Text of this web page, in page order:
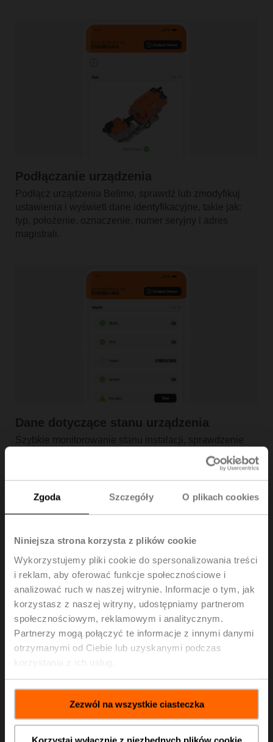
Zgoda Szczegóły O plikach cookies
Niniejsza strona korzysta z plików cookie
Wykorzystujemy pliki cookie do spersonalizowania treści
i reklam, aby oferować funkcje społecznościowe i
analizować ruch w naszej witrynie. Informacje o tym, jak
korzystasz z naszej witryny, udostępniamy partnerom
społecznościowym, reklamowym i analitycznym.
Partnerzy mogą połączyć te informacje z innymi danymi
otrzymanymi od Ciebie lub uzyskanymi podczas
Zezwól na wszystkie ciasteczka
Korzystaj wyłącznie z niezbędnych plików cookie
Podłączanie urządzenia
Podłącz urządzenia Belimo, sprawdź lub zmodyfikuj
ustawienia i wyświetl dane identyfikacyjne, takie jak:
typ, położenie, oznaczenie, numer seryjny i adres
magistrali.
Dane dotyczące stanu urządzenia
Szybkie monitorowanie stanu instalacji, sprawdzenie
szczegółów połączenia, a także łatwe wyświetlanie
Trend na żywo
śledzeniu trendów na żywo, stosuj lokalne
przestawianie i udostępniaj wyniki współpracownikom.